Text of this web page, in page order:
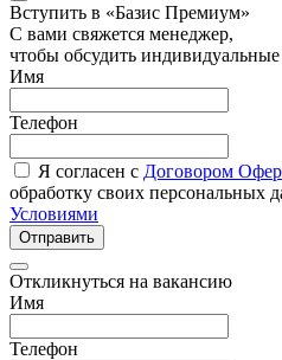
Вступить в «Базис Премиум»
С вами свяжется менеджер,
чтобы обсудить
Имя
Телефон
Я согласен с Договором
обработку своих персональных
Условиями
Отправить
Откликнуться на вакансию
Имя
Телефон